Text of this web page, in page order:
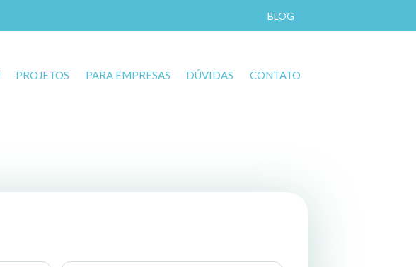
BLOG
PROJETOS PARA EMPRESAS DÚVIDAS CONTATO